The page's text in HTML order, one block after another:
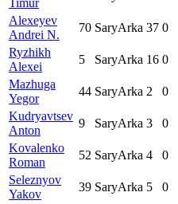
Timur
Alexeyev
Andrei N.
70 SaryArka 37 0
Ryzhikh
Alexei
5 SaryArka 16 0
Mazhuga
Yegor
44 SaryArka 2 0
Kudryavtsev
Anton
9 SaryArka 3 0
Kovalenko
Roman
52 SaryArka 4 0
Seleznyov
Yakov
39 SaryArka 5 0